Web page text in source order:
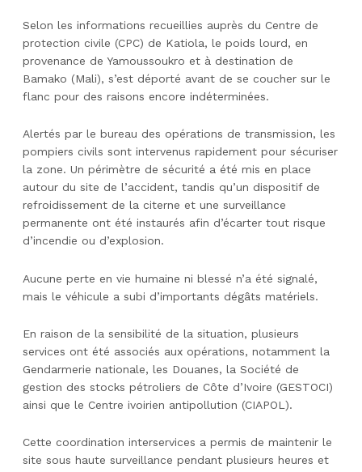
Selon les informations recueillies auprès du Centre de
protection civile (CPC) de Katiola, le poids lourd, en
provenance de Yamoussoukro et à destination de
Bamako (Mali), s’est déporté avant de se coucher sur le
flanc pour des raisons encore indéterminées.
Alertés par le bureau des opérations de transmission, les
pompiers civils sont intervenus rapidement pour sécuriser
la zone. Un périmètre de sécurité a été mis en place
autour du site de l’accident, tandis qu’un dispositif de
refroidissement de la citerne et une surveillance
permanente ont été instaurés afin d’écarter tout risque
d’incendie ou d’explosion.
Aucune perte en vie humaine ni blessé n’a été signalé,
mais le véhicule a subi d’importants dégâts matériels.
En raison de la sensibilité de la situation, plusieurs
services ont été associés aux opérations, notamment la
Gendarmerie nationale, les Douanes, la Société de
gestion des stocks pétroliers de Côte d’Ivoire (GESTOCI)
ainsi que le Centre ivoirien antipollution (CIAPOL).
Cette coordination interservices a permis de maintenir le
site sous haute surveillance pendant plusieurs heures et